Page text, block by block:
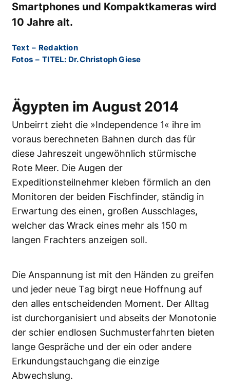
Smartphones und Kompaktkameras wird
10 Jahre alt.
Text – Redaktion
Fotos – TITEL: Dr. Christoph Giese
Ägypten im August 2014
Unbeirrt zieht die »Independence 1« ihre im
voraus berechneten Bahnen durch das für
diese Jahreszeit ungewöhnlich stürmische
Rote Meer. Die Augen der
Expeditionsteilnehmer kleben förmlich an den
Monitoren der beiden Fischfinder, ständig in
Erwartung des einen, großen Ausschlages,
welcher das Wrack eines mehr als 150 m
langen Frachters anzeigen soll.
Die Anspannung ist mit den Händen zu greifen
und jeder neue Tag birgt neue Hoffnung auf
den alles entscheidenden Moment. Der Alltag
ist durchorganisiert und abseits der Monotonie
der schier endlosen Suchmusterfahrten bieten
lange Gespräche und der ein oder andere
Erkundungstauchgang die einzige
Abwechslung.